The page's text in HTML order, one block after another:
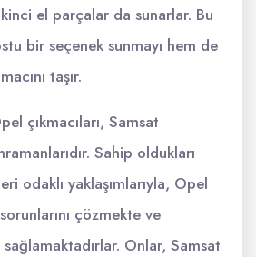
el parçalar da sunarlar. Bu
bir seçenek sunmayı hem de
taşır.
çıkmacıları, Samsat
Sahip oldukları
odaklı yaklaşımlarıyla, Opel
çözmekte ve
Onlar, Samsat